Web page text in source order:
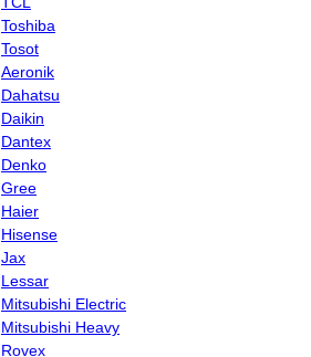
Toshiba
Tosot
Aeronik
Dahatsu
Daikin
Dantex
Denko
Gree
Haier
Hisense
Jax
Lessar
Mitsubishi Electric
Mitsubishi Heavy
Rovex